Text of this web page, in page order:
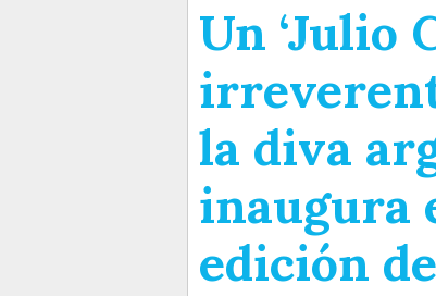
Un ‘Julio
la diva
inaugura
edición